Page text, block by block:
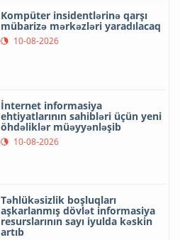
Kompüter insidentlərinə qarşı
mübarizə mərkəzləri yaradılacaq
10-08-2026
İnternet informasiya
ehtiyatlarının sahibləri üçün yeni
öhdəliklər müəyyənləşib
10-08-2026
Təhlükəsizlik boşluqları
aşkarlanmış dövlət informasiya
resurslarının sayı iyulda kəskin
artıb